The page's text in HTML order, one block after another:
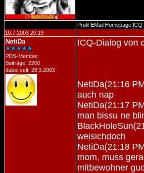
Profil EMail Homepage ICQ
10.7.2003 20:19
NetiDa
PDS-Member
Beiträge: 2200
dabei seit: 28.3.2003
ICQ-Dialog von
NetiDa(21:16
auch nap
NetiDa(21:17
man bissu ne
weisichdoch
NetiDa(21:18
mom, muss
mitbewohner